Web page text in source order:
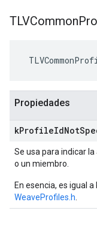
TLVCommon
Propiedades
kProfileIdNot
Se usa para indicar
o un miembro.
En esencia, es igual
WeaveProfiles.h